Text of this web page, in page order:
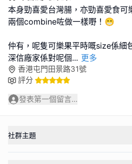
本身勁喜愛台灣腸，亦勁喜愛食可
兩個combine咗做一樣嘢！😁
仲有，呢隻可樂果平時嘅size係細
深信廠家係對呢個... 更多
香港屯門田景路31號
評分
發表第一個留言...
社群主題